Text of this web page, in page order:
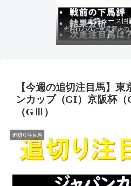
重賞レース回
先週行われた重賞競走の
す。
【今週の追切注目馬】
ンカップ（GI）京阪杯
（GⅢ）
追切り注目馬